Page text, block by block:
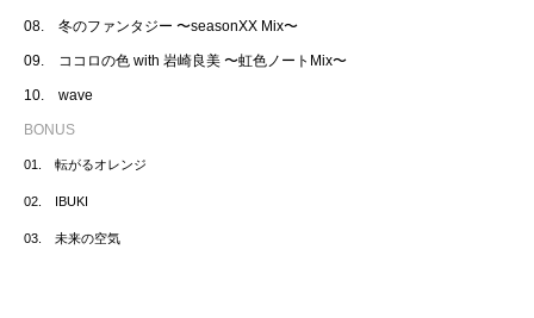
08. 冬のファンタジー 〜seasonXX Mix〜
09. ココロの色 with 岩崎良美 〜虹色ノートMix〜
10. wave
BONUS
01. 転がるオレンジ
02. IBUKI
03. 未来の空気